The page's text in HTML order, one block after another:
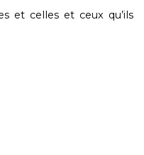
et celles et ceux qu’ils